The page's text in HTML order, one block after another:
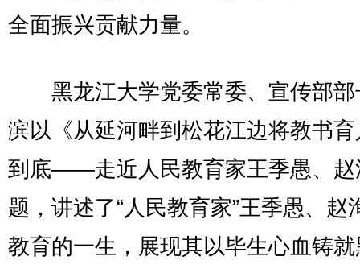
全面振兴贡献力量。
黑龙江大学党委常委、宣传部部
滨以《从延河畔到松花江边将教书
到底——走近人民教育家王季愚、赵
题，讲述了“人民教育家”王季愚、赵
教育的一生，展现其以毕生心血铸